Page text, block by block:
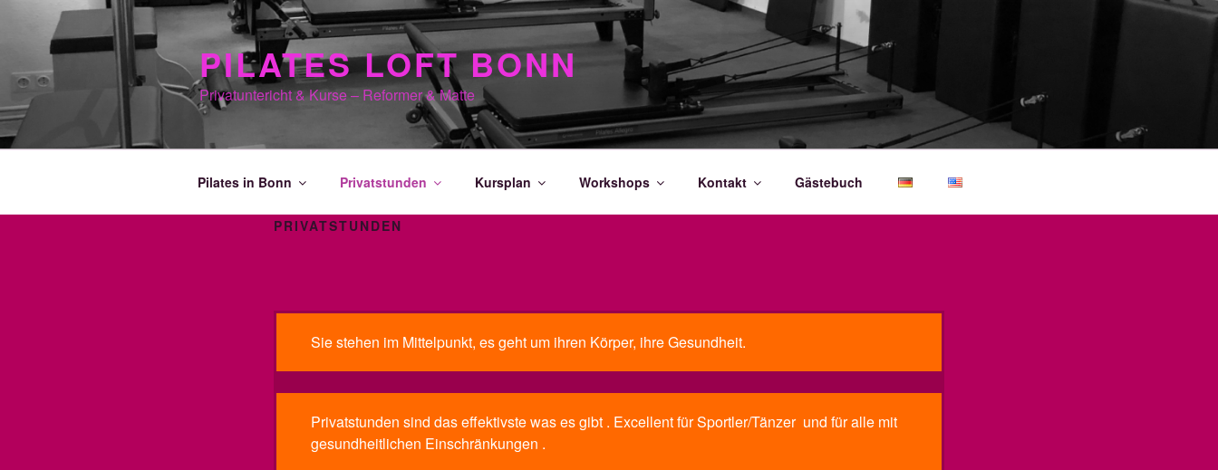
springen
PILATES LOFT BONN
Privatuntericht & Kurse – Reformer & Matte
Pilates in Bonn Privatstunden Kursplan Workshops Kontakt Gästebuch
PRIVATSTUNDEN
Sie stehen im Mittelpunkt, es geht um ihren Körper, ihre Gesundheit.
Privatstunden sind das effektivste was es gibt . Excellent für Sportler/Tänzer und für alle mit
gesundheitlichen Einschränkungen .